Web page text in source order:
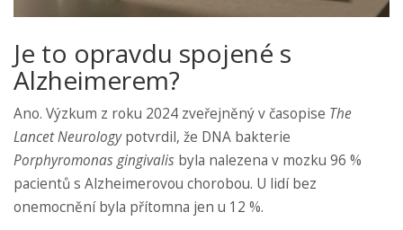
Je to opravdu spojené s
Alzheimerem?
Ano. Výzkum z roku 2024 zveřejněný v časopise The
Lancet Neurologypotvrdil, že DNA bakterie
Porphyromonas gingivalis byla nalezena v mozku 96 %
pacientů s Alzheimerovou chorobou. U lidí bez
onemocnění byla přítomna jen u 12 %.